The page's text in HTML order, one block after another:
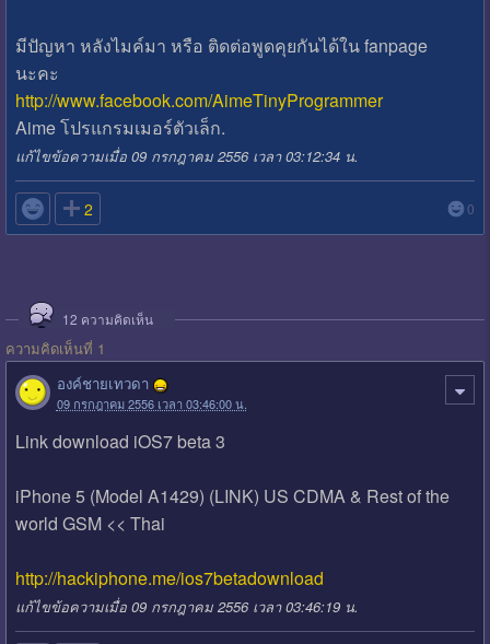
มีปัญหา หลังไมค์มา หรือ ติดต่อพูดคุยกันได้ใน fanpage
นะคะ
http://www.facebook.com/AimeTinyProgrammer
Aime โปรแกรมเมอร์ตัวเล็ก.
แก้ไขข้อความเมื่อ 09 กรกฎาคม 2556 เวลา 03:12:34 น.
 2 0
12 ความคิดเห็น
ความคิดเห็นที่ 1
องค์ชายเทวดา
09 กรกฎาคม 2556 เวลา 03:46:00 น.
Link download iOS7 beta 3
iPhone 5 (Model A1429) (LINK) US CDMA & Rest of the
world GSM << Thai
http://hackiphone.me/ios7betadownload
แก้ไขข้อความเมื่อ 09 กรกฎาคม 2556 เวลา 03:46:19 น.